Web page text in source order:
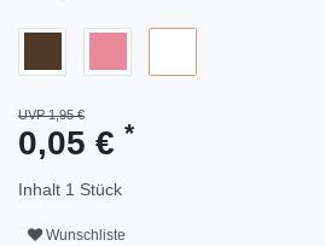
UVP 1,95 €
0,05 € *
Inhalt 1 Stück
Wunschliste